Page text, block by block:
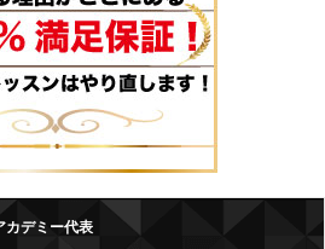
カデミー代表